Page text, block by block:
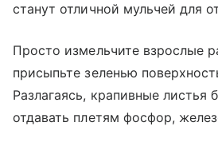
станут отличной мульчей для
Просто измельчите взрослые
присыпьте зеленью
Разлагаясь, крапивные листья
отдавать плетям фосфор,